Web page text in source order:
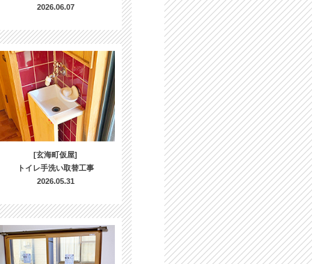
2026.06.07
[玄海町仮屋]
トイレ手洗い取替工事
2026.05.31